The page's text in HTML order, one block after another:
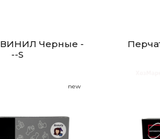
ВИНИЛ Черные -
--S
new